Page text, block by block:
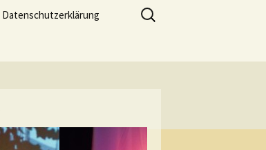
Datenschutzerklärung
Suchen
nach: